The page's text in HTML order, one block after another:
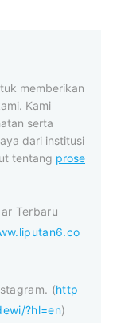
memberikan
Kami
serta
dari institusi
tentang prose
Terbaru
(http
?hl=en)